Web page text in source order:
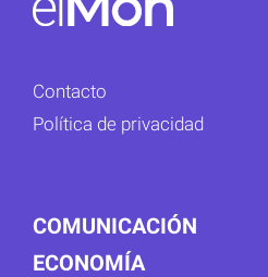
Contacto
Política de privacidad
COMUNICACIÓN
ECONOMÍA